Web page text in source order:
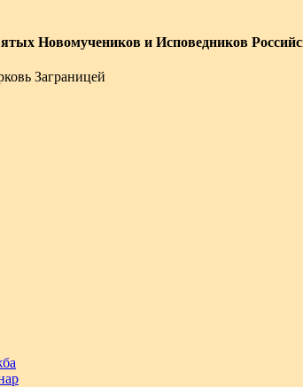
Новомучеников и Исповедников
Заграницей